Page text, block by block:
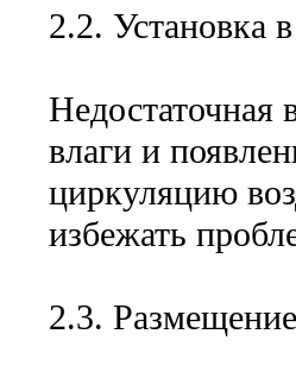
2.2. Установка
Недостаточная
влаги и
циркуляцию
избежать
2.3.